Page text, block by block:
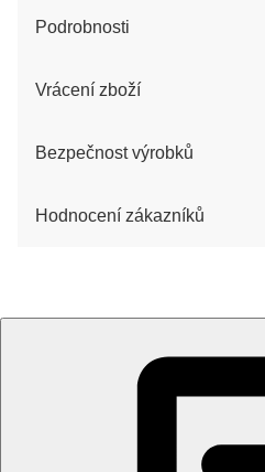
Podrobnosti
Vrácení zboží
Bezpečnost výrobků
Hodnocení zákazníků